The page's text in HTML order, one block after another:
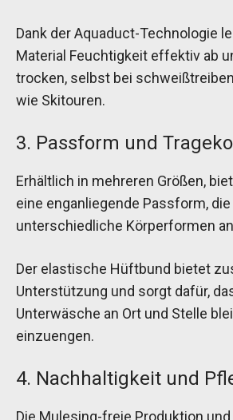
Dank der Aquaduct-Technologie
Material Feuchtigkeit effektiv ab
trocken, selbst bei
wie Skitouren.
3. Passform und
Erhältlich in mehreren Größen,
eine enganliegende Passform,
unterschiedliche Körperformen
Der elastische Hüftbund bietet
Unterstützung und sorgt dafür,
Unterwäsche an Ort und Stelle
einzuengen.
4. Nachhaltigkeit und
Die Mulesing-freie Produktion